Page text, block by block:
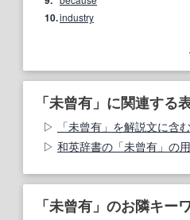
10.industry
「未曾有」に関連する
「未曾有」を解説文に含
和英辞書の「未曾有」の
「未曾有」のお隣キー